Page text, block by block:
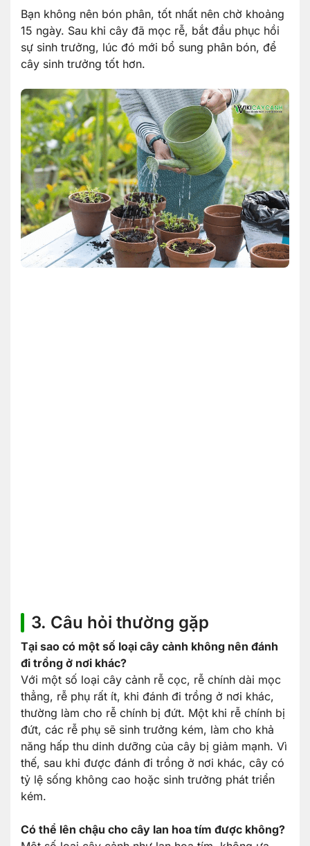
Bạn không nên bón phân, tốt nhất nên chờ khoảng
15 ngày. Sau khi cây đã mọc rễ, bắt đầu phục hồi
sự sinh trưởng, lúc đó mới bổ sung phân bón, để
cây sinh trưởng tốt hơn.
3. Câu hỏi thường gặp
Tại sao có một số loại cây cảnh không nên đánh
đi trồng ở nơi khác?
Với một số loại cây cảnh rễ cọc, rễ chính dài mọc
thẳng, rễ phụ rất ít, khi đánh đi trồng ở nơi khác,
thường làm cho rễ chính bị đứt. Một khi rễ chính bị
đứt, các rễ phụ sẽ sinh trưởng kém, làm cho khả
năng hấp thu dinh dưỡng của cây bị giảm mạnh. Vì
thế, sau khi được đánh đi trồng ở nơi khác, cây có
tỷ lệ sống không cao hoặc sinh trưởng phát triển
kém.
Có thể lên chậu cho cây lan hoa tím được không?